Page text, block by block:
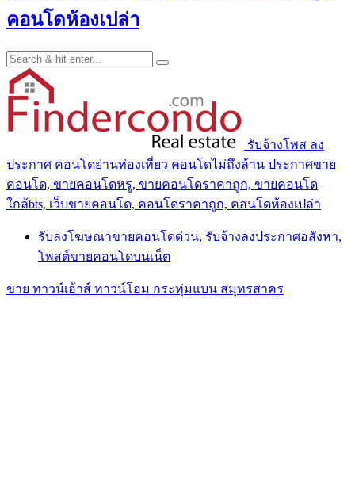
คอนโดห้องเปล่า
รับจ้างโพส ลง
ประกาศ คอนโดย่านท่องเที่ยว คอนโดไม่ถึงล้าน ประกาศขาย
คอนโด, ขายคอนโดหรู, ขายคอนโดราคาถูก, ขายคอนโด
ใกล้bts, เว็บขายคอนโด, คอนโดราคาถูก, คอนโดห้องเปล่า
รับลงโฆษณาขายคอนโดด่วน, รับจ้างลงประกาศอสังหา,
โพสต์ขายคอนโดบนเน็ต
ขาย ทาวน์เฮ้าส์ ทาวน์โฮม กระทุ่มแบน สมุทรสาคร